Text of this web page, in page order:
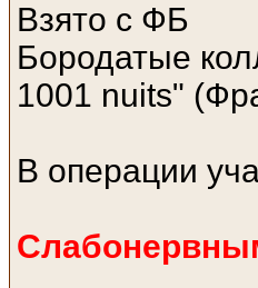
Взято с ФБ
Бородатые
1001 nuits"
В операции